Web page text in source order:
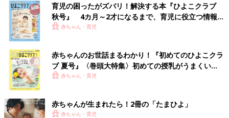
育児の困ったがズバリ！解決する本『ひよこクラブ
秋号』 4カ月～2才になるまで、育児に役立つ情報が
いっぱい！
赤ちゃん・育児
赤ちゃんのお世話まるわかり！『初めてのひよこクラ
ブ 夏号』〈巻頭大特集〉初めての授乳がうまくい
く！ おっぱい・ミルクの基本と夏のトラブル 解決テ
赤ちゃん・育児
赤ちゃんが生まれたら！2冊の「たまひよ」
赤ちゃん・育児